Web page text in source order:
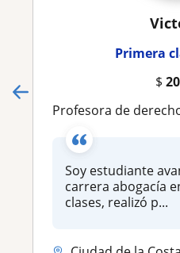
Primera
$
Profesora de derecho. Dictó clases, realizó preparación de guías y
Soy estudiante
carrera abogacía
clases, realizó p...